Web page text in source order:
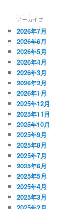
アーカイブ
2026年7月
2026年6月
2026年5月
2026年4月
2026年3月
2026年2月
2026年1月
2025年12月
2025年11月
2025年10月
2025年9月
2025年8月
2025年7月
2025年6月
2025年5月
2025年4月
2025年3月
2025年2月